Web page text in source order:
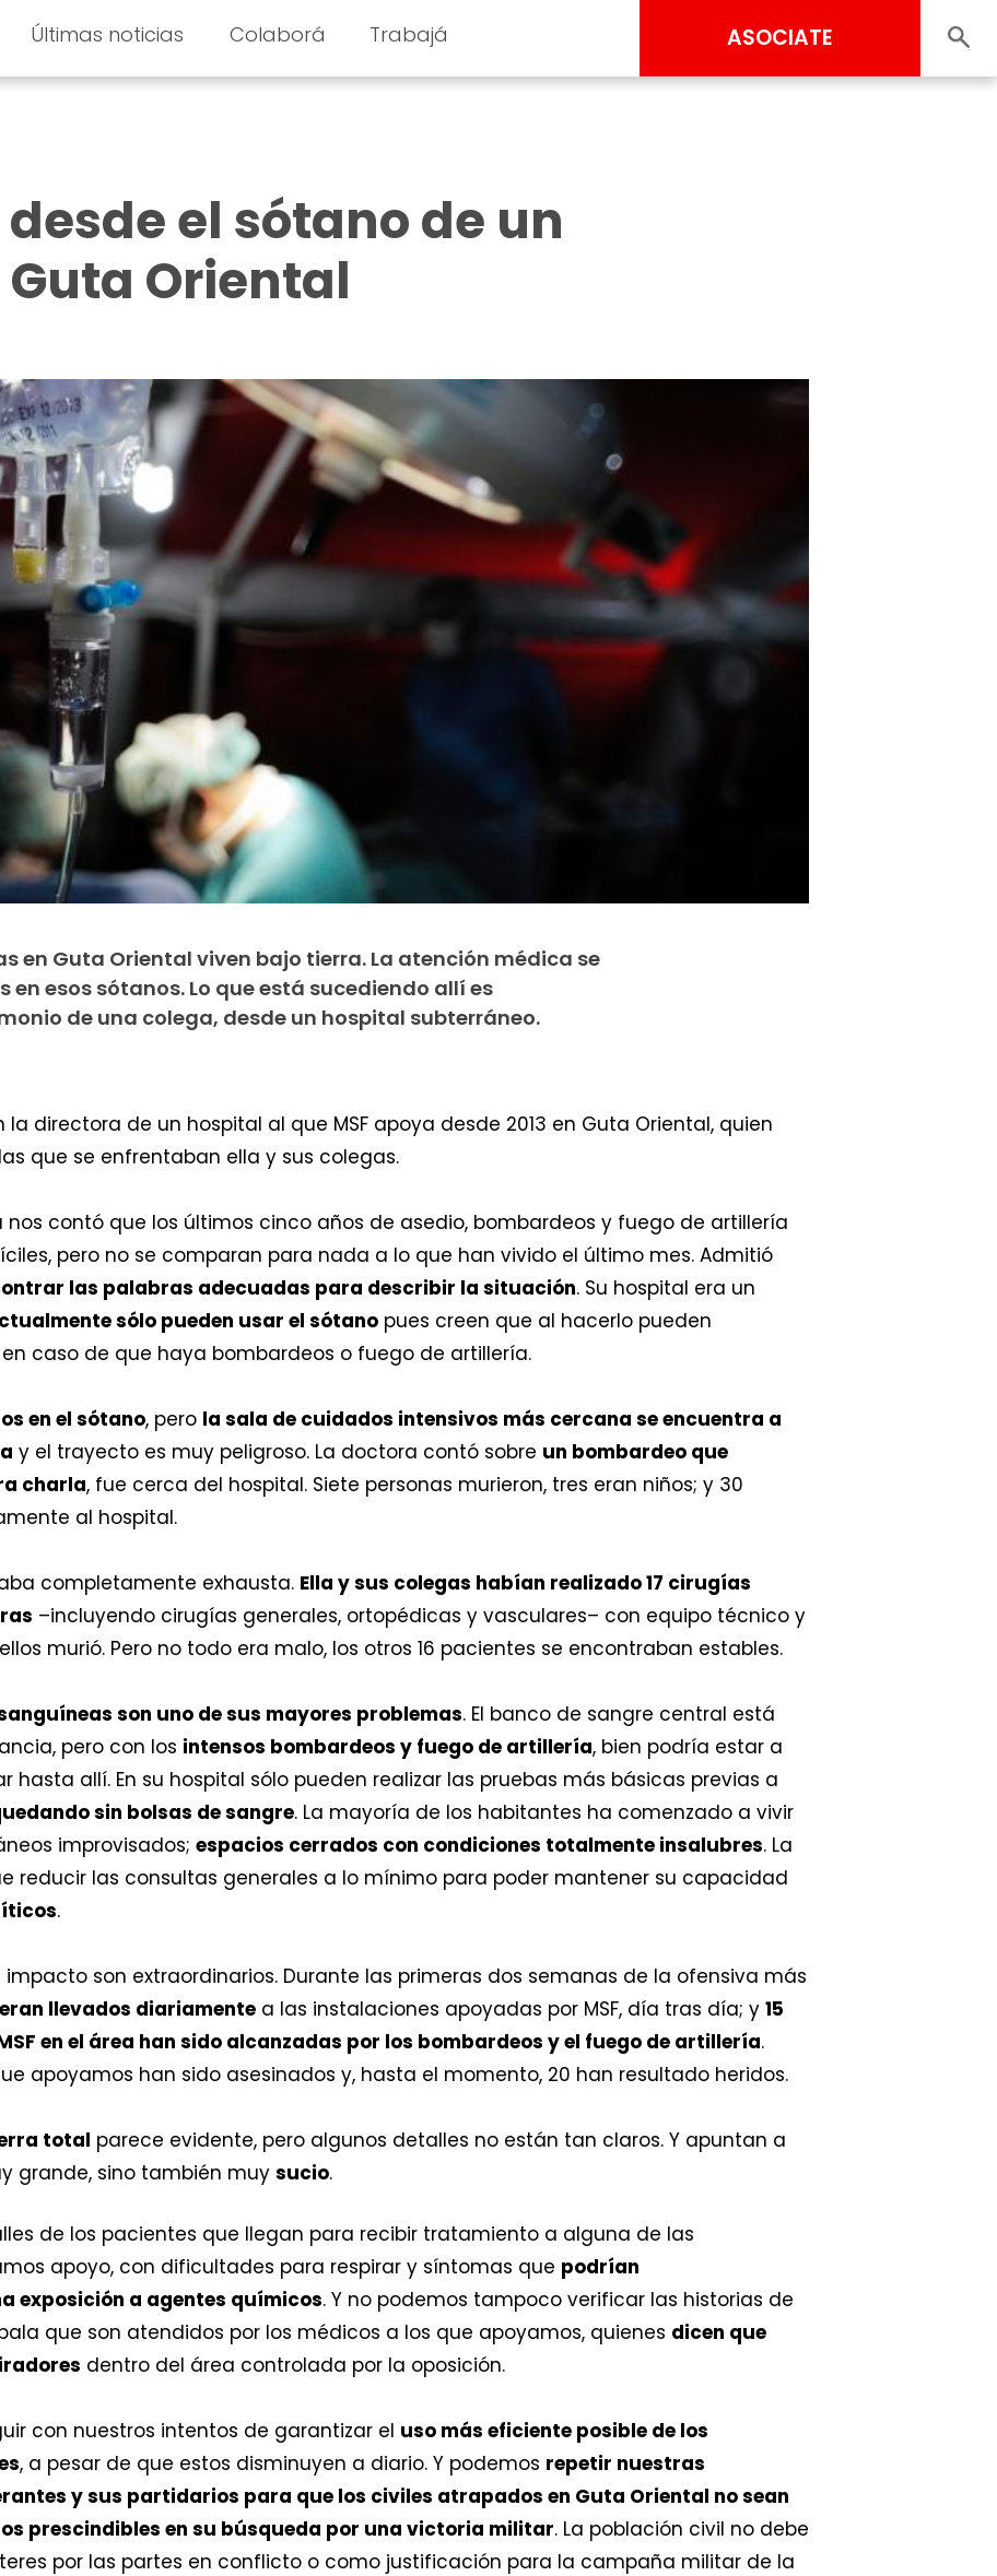
Últimas noticias Colaborá Trabajá ASOCIATE
el sótano de un
Oriental
en Guta Oriental viven bajo tierra. La atención médica se
esos sótanos. Lo que está sucediendo allí es
de una colega, desde un hospital subterráneo.
directora de un hospital al que MSF apoya desde 2013 en Guta Oriental, quien
que se enfrentaban ella y sus colegas.
contó que los últimos cinco años de asedio, bombardeos y fuego de artillería
pero no se comparan para nada a lo que han vivido el último mes. Admitió
las palabras adecuadas para describir la situación. Su hospital era un
sólo pueden usar el sótano pues creen que al hacerlo pueden
caso de que haya bombardeos o fuego de artillería.
en el sótano, pero la sala de cuidados intensivos más cercana se encuentra a
y el trayecto es muy peligroso. La doctora contó sobre un bombardeo que
charla, fue cerca del hospital. Siete personas murieron, tres eran niños; y 30
al hospital.
completamente exhausta. Ella y sus colegas habían realizado 17 cirugías
–incluyendo cirugías generales, ortopédicas y vasculares– con equipo técnico y
murió. Pero no todo era malo, los otros 16 pacientes se encontraban estables.
son uno de sus mayores problemas. El banco de sangre central está
pero con los intensos bombardeos y fuego de artillería, bien podría estar a
hasta allí. En su hospital sólo pueden realizar las pruebas más básicas previas a
sin bolsas de sangre. La mayoría de los habitantes ha comenzado a vivir
improvisados; espacios cerrados con condiciones totalmente insalubres. La
reducir las consultas generales a lo mínimo para poder mantener su capacidad
.
son extraordinarios. Durante las primeras dos semanas de la ofensiva más
llevados diariamente a las instalaciones apoyadas por MSF, día tras día; y 15
en el área han sido alcanzadas por los bombardeos y el fuego de artillería.
apoyamos han sido asesinados y, hasta el momento, 20 han resultado heridos.
total parece evidente, pero algunos detalles no están tan claros. Y apuntan a
grande, sino también muy sucio.
de los pacientes que llegan para recibir tratamiento a alguna de las
apoyo, con dificultades para respirar y síntomas que podrían
exposición a agentes químicos. Y no podemos tampoco verificar las historias de
que son atendidos por los médicos a los que apoyamos, quienes dicen que
dentro del área controlada por la oposición.
con nuestros intentos de garantizar el uso más eficiente posible de los
, a pesar de que estos disminuyen a diario. Y podemos repetir nuestras
y sus partidarios para que los civiles atrapados en Guta Oriental no sean
prescindibles en su búsqueda por una victoria militar. La población civil no debe
por las partes en conflicto o como justificación para la campaña militar de la